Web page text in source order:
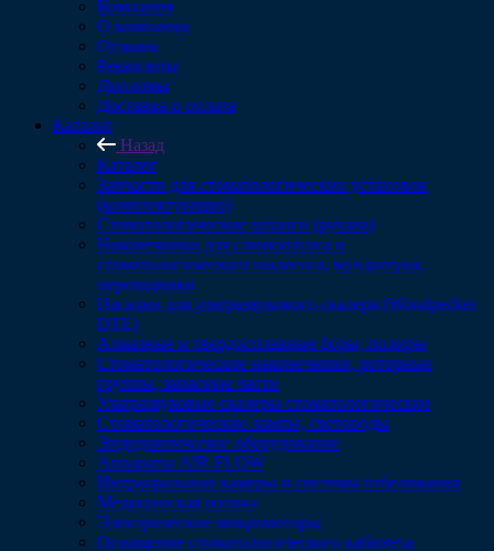
Компания
О компании
Отзывы
Реквизиты
Дипломы
Доставка и оплата
Каталог
Назад
Каталог
Запчасти для стоматологических установок
(комплектующие)
Стоматологические шланги (рукава)
Наконечники для слюноотсоса и
стоматологического пылесоса, мундштуки,
переходники
Насадки для ультразвукового скалера (Woodpecker
DTE)
Алмазные и твердосплавные боры, полиры
Стоматологические наконечники, роторные
группы, запасные части
Ультразвуковые скалеры стоматологические
Стоматологические лампы, световоды
Эндодонтическое оборудование
Аппараты AIR FLOW
Интраоральные камеры и системы отбеливания
Медицинская оптика
Электрические микромоторы
Оснащение стоматологического кабинета